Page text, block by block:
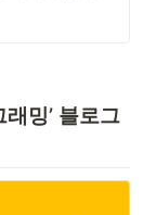
밍’ 블로그